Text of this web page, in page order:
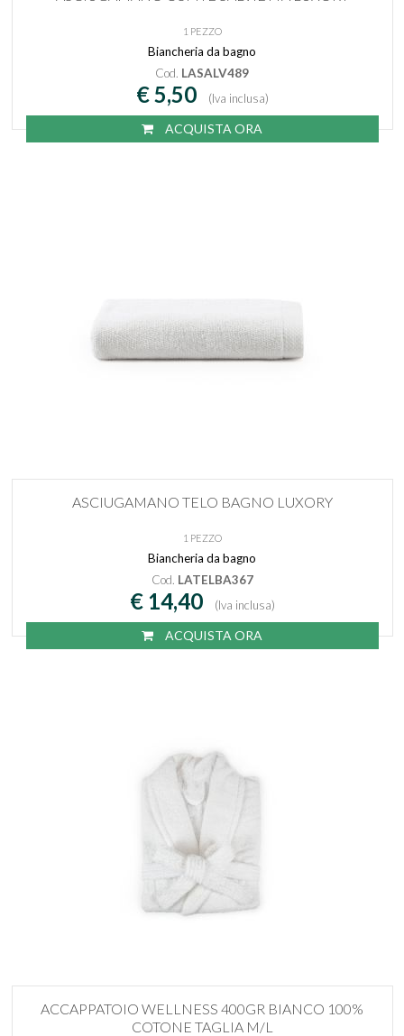
1 PEZZO
Biancheria da bagno
Cod. LASALV489
€ 5,50 (Iva inclusa)
ACQUISTA ORA
ASCIUGAMANO TELO BAGNO LUXORY
1 PEZZO
Biancheria da bagno
Cod. LATELBA367
€ 14,40 (Iva inclusa)
ACQUISTA ORA
ACCAPPATOIO WELLNESS 400GR BIANCO 100%
COTONE TAGLIA M/L